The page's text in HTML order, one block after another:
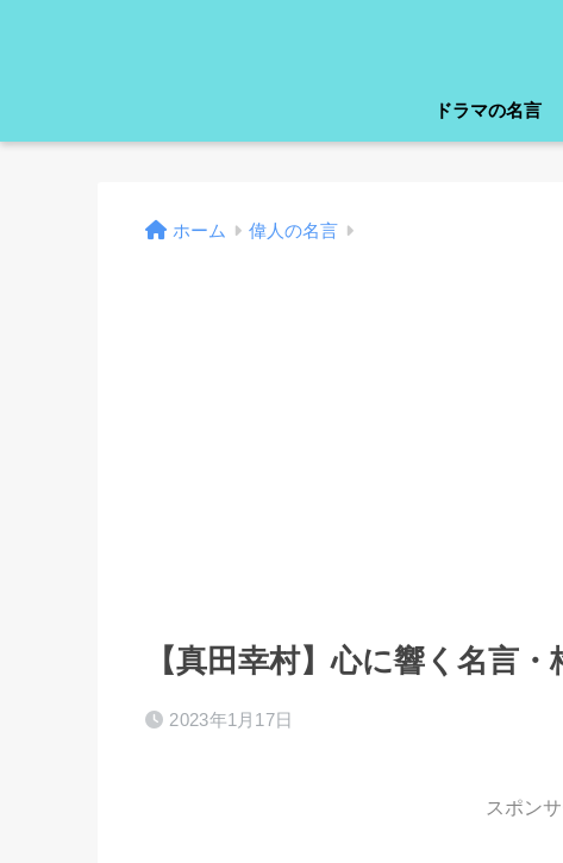
ドラマの名言
ホーム 偉人の名言
【真田幸村】心に響く名言・
2023年1月17日
スポン